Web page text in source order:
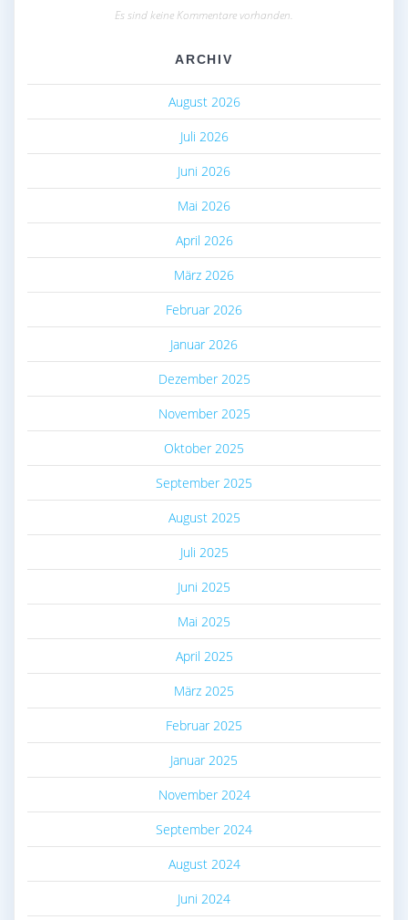
Es sind keine Kommentare vorhanden.
ARCHIV
August 2026
Juli 2026
Juni 2026
Mai 2026
April 2026
März 2026
Februar 2026
Januar 2026
Dezember 2025
November 2025
Oktober 2025
September 2025
August 2025
Juli 2025
Juni 2025
Mai 2025
April 2025
März 2025
Februar 2025
Januar 2025
November 2024
September 2024
August 2024
Juni 2024